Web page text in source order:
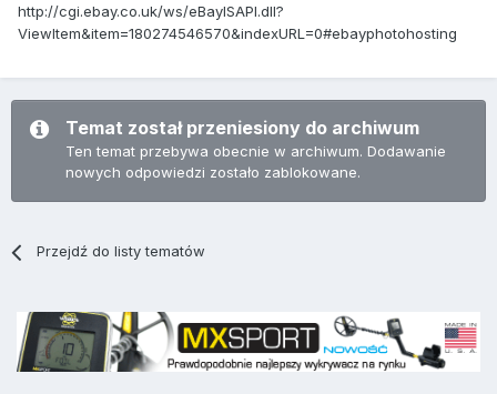
http://cgi.ebay.co.uk/ws/eBayISAPI.dll?
ViewItem&item=180274546570&indexURL=0#ebayphotohosting
Temat został przeniesiony do archiwum
Ten temat przebywa obecnie w archiwum. Dodawanie
nowych odpowiedzi zostało zablokowane.
Przejdź do listy tematów